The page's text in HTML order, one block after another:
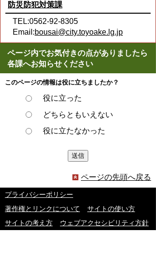
防災防犯対策課
TEL:0562-92-8305
Email:bousai@city.toyoake.lg.jp
ページ内でお気付きの点がありましたら
各課へお知らせください
このページの情報は役に立ちましたか？
役に立った
どちらともいえない
役に立たなかった
ページの先頭へ戻る
プライバシーポリシー
著作権とリンクについて
サイトの使い方
サイトの考え方
ウェブアクセシビリティ方針